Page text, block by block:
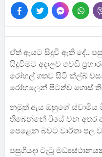
ඒත් ඇයට සිදුවී ඇති දේ..
සිදුවීමට අදාලව වෙඩි
රෝහල් ගතව සිටි ක්ල්බ්
රෝහලෙන් පිටත්ව ගොස්
නමුත් ඇය ඔහුගේ ස්වාමිය
තිබෙන්නේ ඊයේ වන අතර
පෙළෙන බවට වාර්තා පල
පසුගියදා ටැටූ